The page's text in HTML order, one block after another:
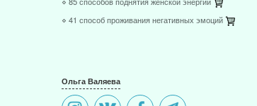
⋄ 41 способ проживания негативных эмоций
Ольга Валяева